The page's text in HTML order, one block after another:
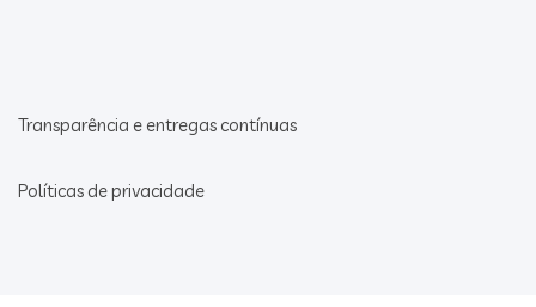
Transparência e entregas contínuas
Políticas de privacidade